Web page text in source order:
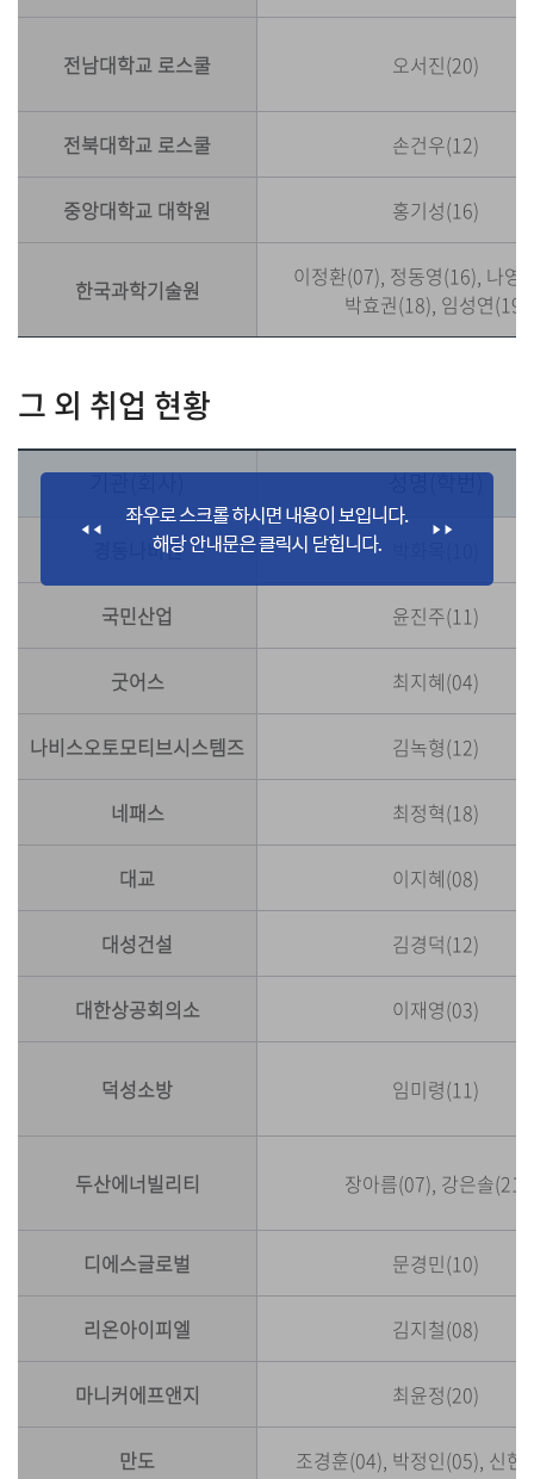
전남대학교 로스쿨 오서진(20)
전북대학교 로스쿨 손건우(12)
중앙대학교 대학원 홍기성(16)
한국과학기술원
이정환(07), 정동영(16), 나영
박효권(18), 임성연(19)
그 외 취업 현황
기관(회사) 성명(학번)
경동나비엔
국민산업 윤진주(11)
굿어스 최지혜(04)
나비스오토모티브시스템즈 김녹형(12)
네패스 최정혁(18)
대교 이지혜(08)
대성건설 김경덕(12)
대한상공회의소 이재영(03)
덕성소방 임미령(11)
두산에너빌리티 장아름(07), 강은솔(21)
디에스글로벌 문경민(10)
리온아이피엘 김지철(08)
마니커에프앤지 최윤정(20)
만도 조경훈(04), 박정인(05), 신현